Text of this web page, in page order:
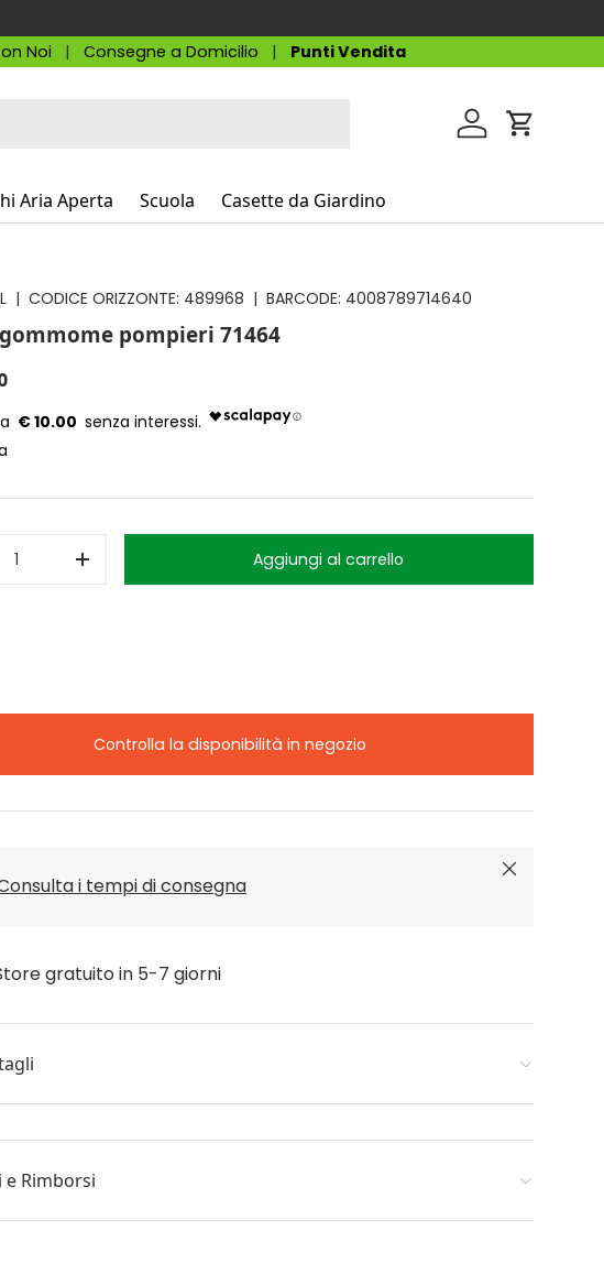
Noi Consegne a Domicilio Punti Vendita
AccediCarrello
Aria Aperta Scuola Casette da Giardino
| CODICE ORIZZONTE: 489968 | BARCODE: 4008789714640
gommome pompieri 71464
€ 10.00
+ Aggiungi al carrello
Controlla la disponibilità in negozio
i tempi di consegna
Chiudi
gratuito in 5-7 giorni
e Rimborsi